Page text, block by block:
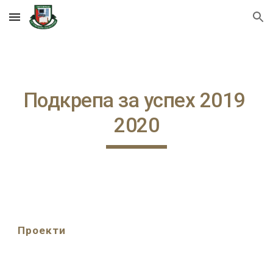
Skip to main content Skip to navigation
Подкрепа за успех 2019
2020
Проекти